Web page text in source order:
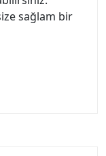
sağlam bir